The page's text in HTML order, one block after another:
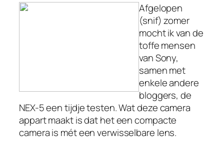
Afgelopen
(snif) zomer
mocht ik van de
toffe mensen
van Sony,
samen met
enkele andere
bloggers, de
NEX-5 een tijdje testen. Wat deze camera
appart maakt is dat het een compacte
camera is mét een verwisselbare lens.